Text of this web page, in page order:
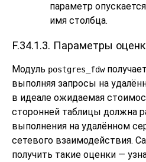
параметр
имя столбца.
F.34.1.3. Параметры
Модуль postgres_fdw
выполняя запросы на
в идеале ожидаемая
сторонней таблицы должна
выполнения на удалённом
сетевого взаимодействия.
получить такие оценки —